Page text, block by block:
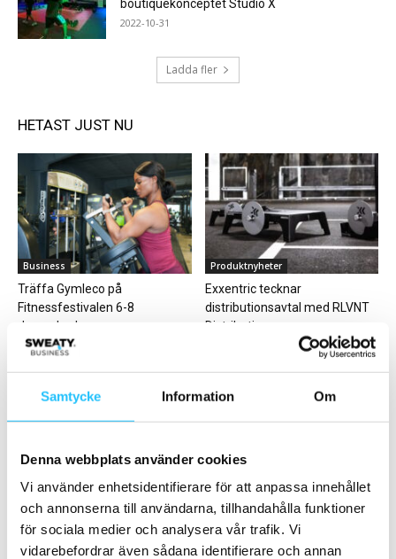
Samtycke Information Om
Denna webbplats använder cookies
Vi använder enhetsidentifierare för att anpassa innehållet
och annonserna till användarna, tillhandahålla funktioner
för sociala medier och analysera vår trafik. Vi
vidarebefordrar även sådana identifierare och annan
boutiquekonceptet Studio X
2022-10-31
Ladda fler
HETAST JUST NU
Business
Träffa Gymleco på
Fitnessfestivalen 6-8
december!
Produktnyheter
Exxentric tecknar
distributionsavtal med RLVNT
Distribution
Business
SATS öppnar flaggskepps-
gym i Mölndal
Business
Riksbanken chockhöjer
styrräntan – så kan
träningsbranschen påverkas